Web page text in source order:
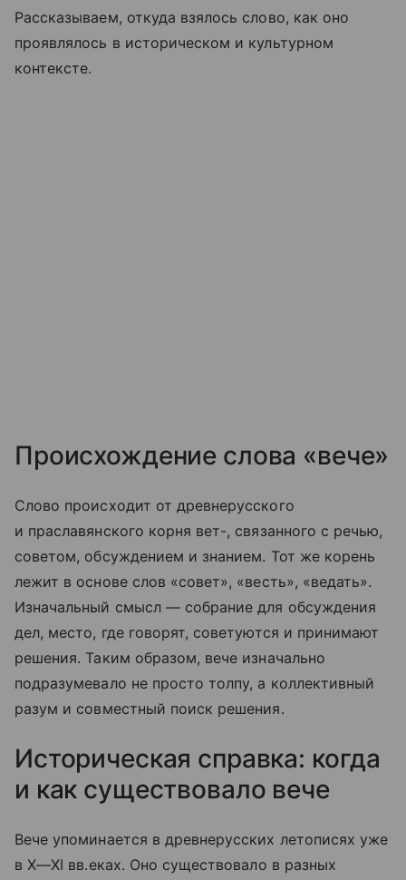
Рассказываем, откуда взялось слово, как оно
проявлялось в историческом и культурном
контексте.
Происхождение слова «вече»
Слово происходит от древнерусского
и праславянского корня вет-, связанного с речью,
советом, обсуждением и знанием. Тот же корень
лежит в основе слов «совет», «весть», «ведать».
Изначальный смысл — собрание для обсуждения
дел, место, где говорят, советуются и принимают
решения. Таким образом, вече изначально
подразумевало не просто толпу, а коллективный
разум и совместный поиск решения.
Историческая справка: когда
и как существовало вече
Вече упоминается в древнерусских летописях уже
вX—XI вв.еках. Оно существовало в разных